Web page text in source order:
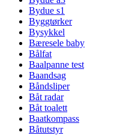
Bydue s1
Byggtørker
Bysykkel
Bæresele baby
Bålfat
Baalpanne test
Baandsag
Båndsliper
Båt radar
Båt toalett
Baatkompass
Båtutstyr